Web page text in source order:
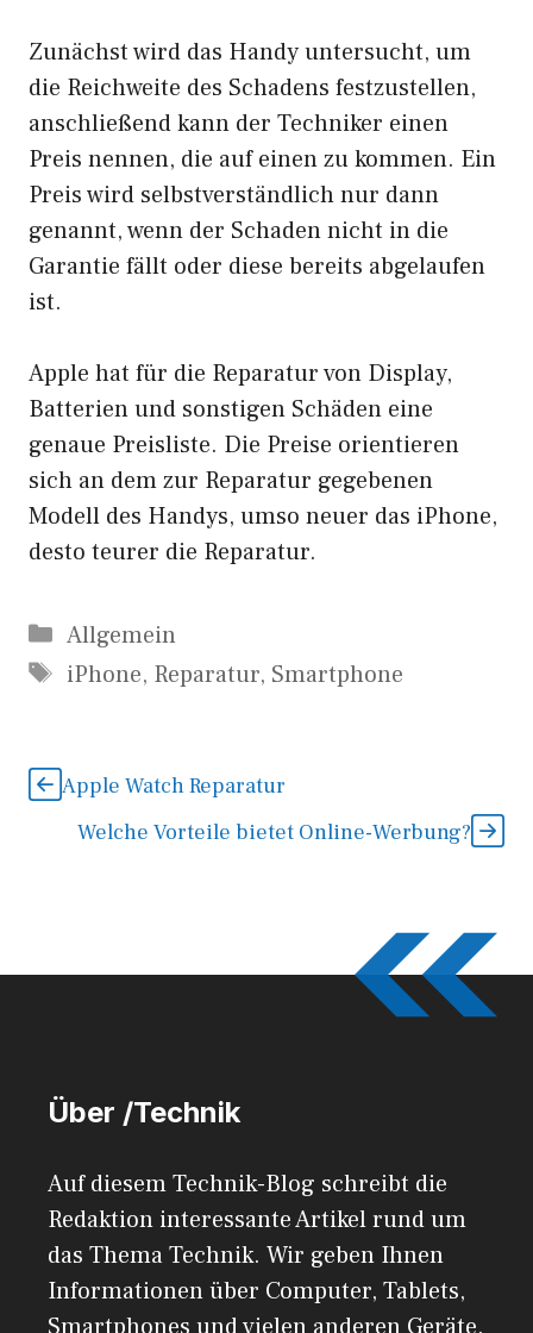
Zunächst wird das Handy untersucht, um
die Reichweite des Schadens festzustellen,
anschließend kann der Techniker einen
Preis nennen, die auf einen zu kommen. Ein
Preis wird selbstverständlich nur dann
genannt, wenn der Schaden nicht in die
Garantie fällt oder diese bereits abgelaufen
ist.
Apple hat für die Reparatur von Display,
Batterien und sonstigen Schäden eine
genaue Preisliste. Die Preise orientieren
sich an dem zur Reparatur gegebenen
Modell des Handys, umso neuer das iPhone,
desto teurer die Reparatur.
Kategorien
Allgemein
Schlagwörter
iPhone, Reparatur, Smartphone
Apple Watch Reparatur
Welche Vorteile bietet Online-Werbung?
Über /Technik
Auf diesem Technik-Blog schreibt die
Redaktion interessante Artikel rund um
das Thema Technik. Wir geben Ihnen
Informationen über Computer, Tablets,
Smartphones und vielen anderen Geräte.